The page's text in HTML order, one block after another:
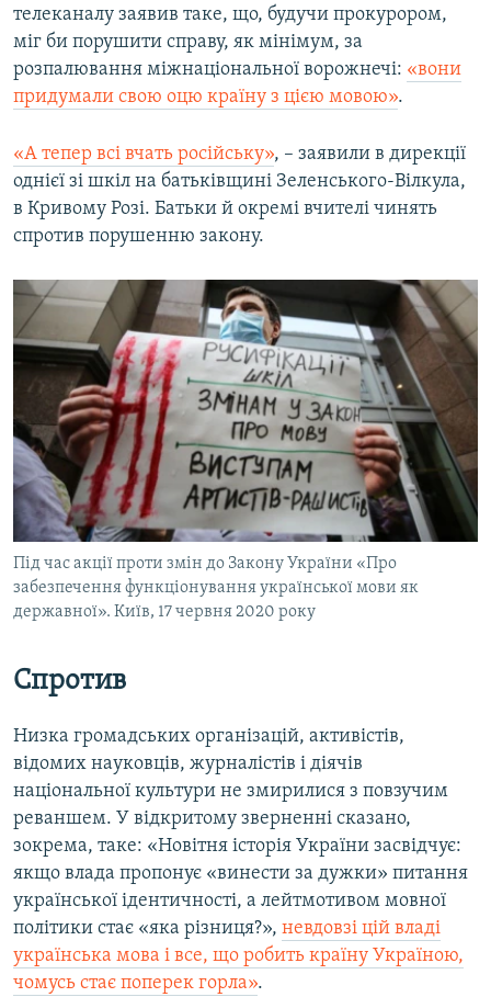
телеканалу заявив таке, що, будучи прокурором,
міг би порушити справу, як мінімум, за
розпалювання міжнаціональної ворожнечі: «вони
придумали свою оцю країну з цією мовою».
«А тепер всі вчать російську», – заявили в дирекції
однієї зі шкіл на батьківщині Зеленського-Вілкула,
в Кривому Розі. Батьки й окремі вчителі чинять
спротив порушенню закону.​
Під час акції проти змін до Закону України «Про
забезпечення функціонування української мови як
державної». Київ, 17 червня 2020 року
Спротив
Низка громадських організацій, активістів,
відомих науковців, журналістів і діячів
національної культури не змирилися з повзучим
реваншем. У відкритому зверненні сказано,
зокрема, таке: «Новітня історія України засвідчує:
якщо влада пропонує «винести за дужки» питання
української ідентичності, а лейтмотивом мовної
політики стає «яка різниця?», невдовзі цій владі
українська мова і все, що робить країну Україною,
чомусь стає поперек горла».